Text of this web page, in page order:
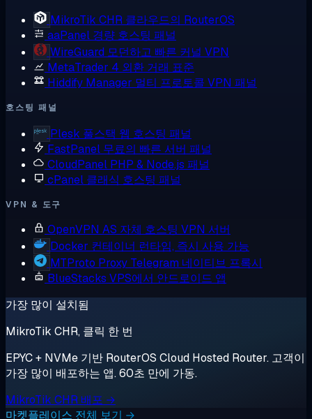
MikroTik CHR 클라우드의 RouterOS
aaPanel 경량 호스팅 패널
WireGuard 모던하고 빠른 커널 VPN
MetaTrader 4 외환 거래 표준
Hiddify Manager 멀티 프로토콜 VPN 패널
호스팅 패널
Plesk 풀스택 웹 호스팅 패널
FastPanel 무료의 빠른 서버 패널
CloudPanel PHP & Node.js 패널
cPanel 클래식 호스팅 패널
VPN & 도구
OpenVPN AS 자체 호스팅 VPN 서버
Docker 컨테이너 런타임, 즉시 사용 가능
MTProto Proxy Telegram 네이티브 프록시
BlueStacks VPS에서 안드로이드 앱
가장 많이 설치됨
MikroTik CHR, 클릭 한 번
EPYC + NVMe 기반 RouterOS Cloud Hosted Router. 고객이
가장 많이 배포하는 앱. 60초 만에 가동.
MikroTik CHR 배포 →
마켓플레이스 전체 보기 →